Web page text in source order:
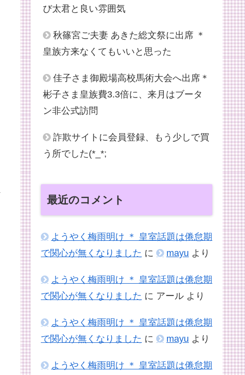
び太君と良い雰囲気
秋篠宮ご夫妻 あきた総文祭に出席 ＊
皇族方来なくてもいいと思った
佳子さま御殿場高校馬術大会へ出席＊
彬子さま皇族費3.3倍に、来月はブータ
ン非公式訪問
詐欺サイトに会員登録、もう少しで買
う所でした(*_*;
最近のコメント
ようやく梅雨明け ＊ 皇室話題は倦怠期
で関心が無くなりました に mayu より
ようやく梅雨明け ＊ 皇室話題は倦怠期
で関心が無くなりました に アール より
ようやく梅雨明け ＊ 皇室話題は倦怠期
で関心が無くなりました に mayu より
ようやく梅雨明け ＊ 皇室話題は倦怠期